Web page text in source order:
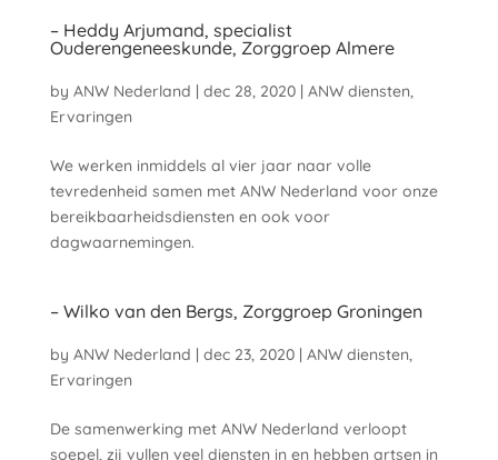
– Heddy Arjumand, specialist
Ouderengeneeskunde, Zorggroep Almere
by ANW Nederland | dec 28, 2020| ANW diensten,
Ervaringen
We werken inmiddels al vier jaar naar volle
tevredenheid samen met ANW Nederland voor onze
bereikbaarheidsdiensten en ook voor
dagwaarnemingen.
– Wilko van den Bergs, Zorggroep Groningen
by ANW Nederland | dec 23, 2020| ANW diensten,
Ervaringen
De samenwerking met ANW Nederland verloopt
soepel, zij vullen veel diensten in en hebben artsen in